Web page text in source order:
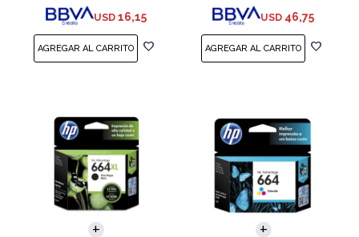
USD 16,15 USD 46,75